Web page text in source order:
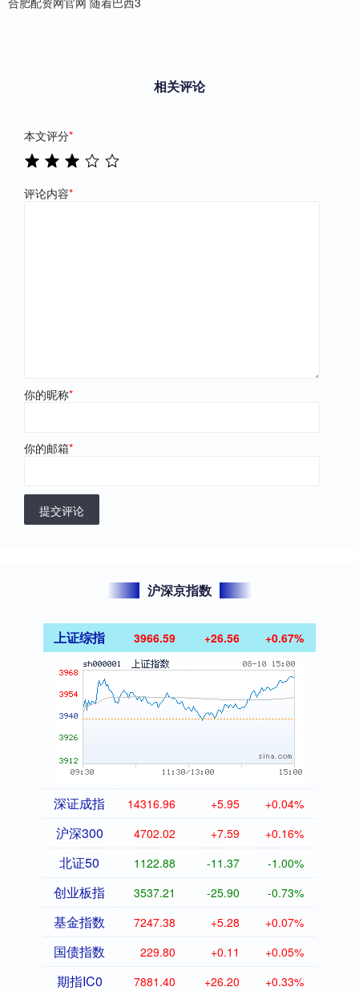
相关评论
本文评分*
评论内容*
你的昵称*
你的邮箱*
提交评论
沪深京指数
上证综指 3966.59 +26.56 +0.67%
深证成指 14316.96 +5.95 +0.04%
沪深300 4702.02 +7.59 +0.16%
北证50 1122.88 -11.37 -1.00%
创业板指 3537.21 -25.90 -0.73%
基金指数 7247.38 +5.28 +0.07%
国债指数 229.80 +0.11 +0.05%
期指IC0 7881.40 +26.20 +0.33%